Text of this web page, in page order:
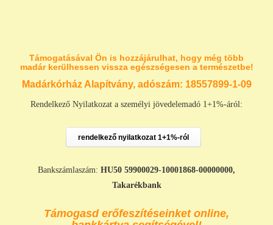
Támogatásával Ön is hozzájárulhat, hogy még több
madár kerülhessen vissza egészségesen a természetbe!
Madárkórház Alapítvány, adószám: 18557899-1-09
Rendelkező Nyilatkozat a személyi jövedelemadó 1+1%-áról:
rendelkező nyilatkozat 1+1%-ról
Bankszámlaszám: HU50 59900029-10001868-00000000,
Takarékbank
Támogasd erőfeszítéseinket online,